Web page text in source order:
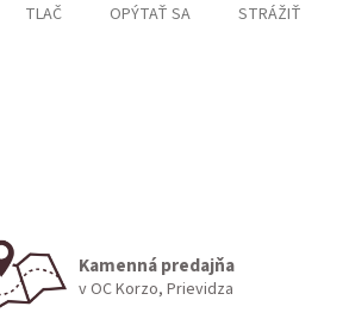
TLAČ OPÝTAŤ SA STRÁŽIŤ
Kamenná predajňa
v OC Korzo, Prievidza